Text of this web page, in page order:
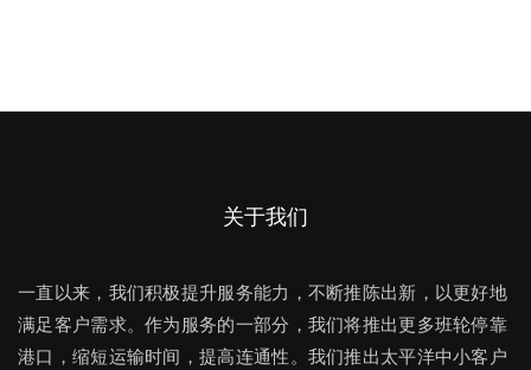
关于我们
一直以来，我们积极提升服务能力，不断推陈出新，以更好地
满足客户需求。作为服务的一部分，我们将推出更多班轮停靠
港口，缩短运输时间，提高连通性。我们推出太平洋中小客户